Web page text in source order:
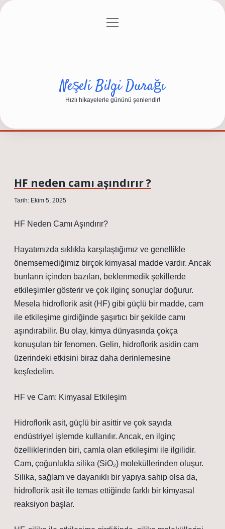
Gizlilik Politikası
menüyü
Neşeli Bilgi Durağı
Hızlı hikayelerle gününü şenlendir!
HF neden camı aşındırır ?
Tarih: Ekim 5, 2025
HF Neden Camı Aşındırır?
Hayatımızda sıklıkla karşılaştığımız ve genellikle
önemsemediğimiz birçok kimyasal madde vardır. Ancak
bunların içinden bazıları, beklenmedik şekillerde
etkileşimler gösterir ve çok ilginç sonuçlar doğurur.
Mesela hidroflorik asit (HF) gibi güçlü bir madde, cam
ile etkileşime girdiğinde şaşırtıcı bir şekilde camı
aşındırabilir. Bu olay, kimya dünyasında çokça
konuşulan bir fenomen. Gelin, hidroflorik asidin cam
üzerindeki etkisini biraz daha derinlemesine
keşfedelim.
HF ve Cam: Kimyasal Etkileşim
Hidroflorik asit, güçlü bir asittir ve çok sayıda
endüstriyel işlemde kullanılır. Ancak, en ilginç
özelliklerinden biri, camla olan etkileşimi ile ilgilidir.
Cam, çoğunlukla silika (SiO₂) moleküllerinden oluşur.
Silika, sağlam ve dayanıklı bir yapıya sahip olsa da,
hidroflorik asit ile temas ettiğinde farklı bir kimyasal
reaksiyon başlar.